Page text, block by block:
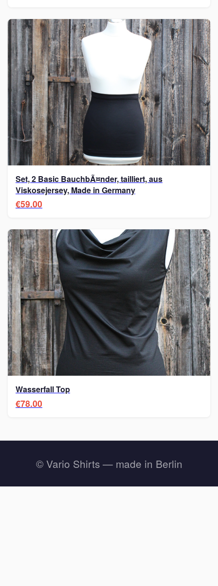
Set, 2 Basic BauchbÃ¤nder, tailliert, aus
Viskosejersey, Made in Germany
€59.00
Wasserfall Top
€78.00
© Vario Shirts — made in Berlin